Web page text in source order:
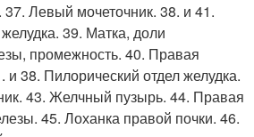
Левый мочеточник. 38. и 41.
39. Матка, доли
промежность. 40. Правая
38. Пилорический отдел желудка.
43. Желчный пузырь. 44. Правая
45. Лоханка правой почки. 46.